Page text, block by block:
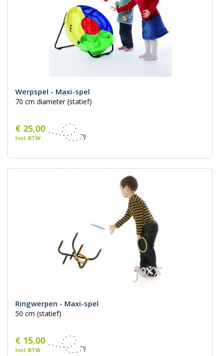
Werpspel - Maxi-spel
70 cm diameter (statief)
€ 25,00
Incl. BTW
Ringwerpen - Maxi-spel
50 cm (statief)
€ 15,00
Incl. BTW